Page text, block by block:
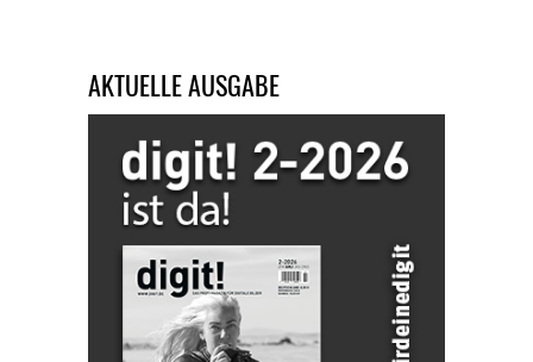
AKTUELLE AUSGABE